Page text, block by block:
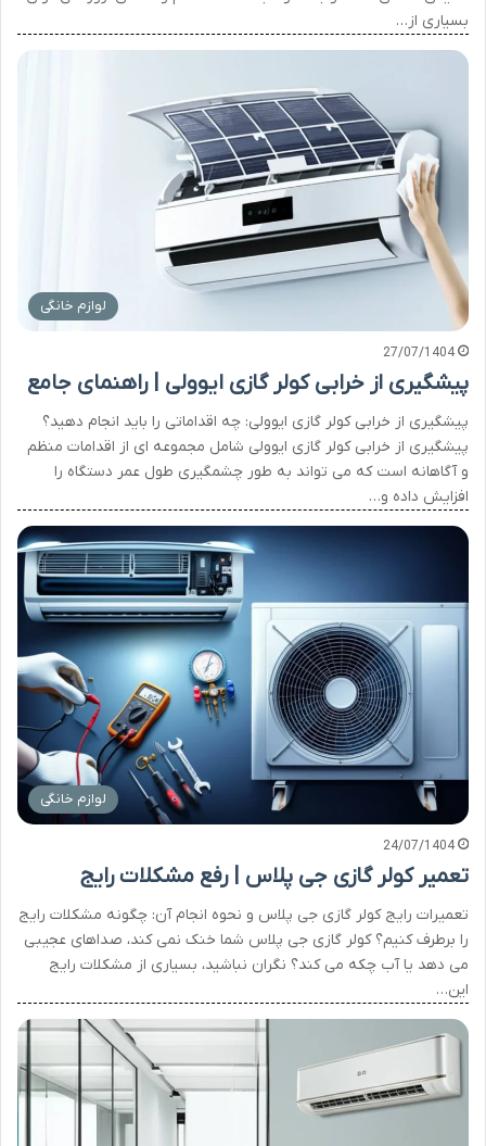
بسیاری از…
لوازم خانگی
27/07/1404
پیشگیری از خرابی کولر گازی ایوولی | راهنمای جامع
پیشگیری از خرابی کولر گازی ایوولی: چه اقداماتی را باید انجام دهید؟
پیشگیری از خرابی کولر گازی ایوولی شامل مجموعه ای از اقدامات منظم
و آگاهانه است که می تواند به طور چشمگیری طول عمر دستگاه را
افزایش داده و…
لوازم خانگی
24/07/1404
تعمیر کولر گازی جی پلاس | رفع مشکلات رایج
تعمیرات رایج کولر گازی جی پلاس و نحوه انجام آن: چگونه مشکلات رایج
را برطرف کنیم؟ کولر گازی جی پلاس شما خنک نمی کند، صداهای عجیبی
می دهد یا آب چکه می کند؟ نگران نباشید، بسیاری از مشکلات رایج
این…